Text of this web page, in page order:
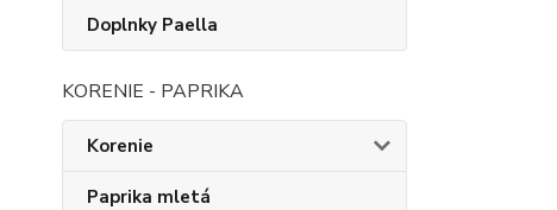
Doplnky Paella
KORENIE - PAPRIKA
Korenie
Paprika mletá